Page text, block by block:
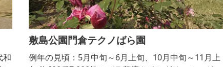
敷島公園門倉テクノばら園
例年の見頃：5月中旬～6月上旬、10月中旬～11月上